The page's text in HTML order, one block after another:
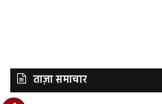
ताज़ा समाचार